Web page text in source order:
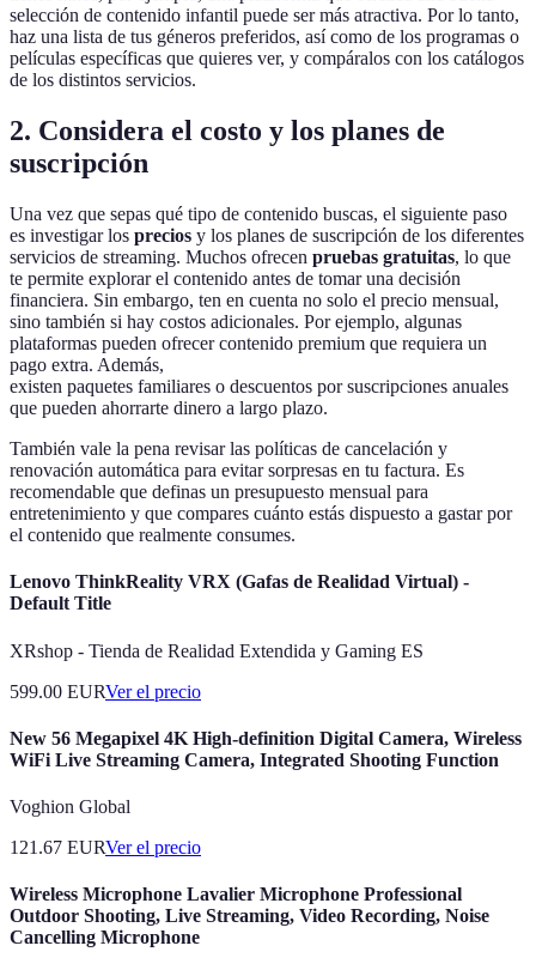
selección de contenido infantil puede ser más atractiva. Por lo tanto,
haz una lista de tus géneros preferidos, así como de los programas o
películas específicas que quieres ver, y compáralos con los catálogos
de los distintos servicios.
2. Considera el costo y los planes de
suscripción
Una vez que sepas qué tipo de contenido buscas, el siguiente paso
es investigar los precios y los planes de suscripción de los diferentes
servicios de streaming. Muchos ofrecen pruebas gratuitas, lo que
te permite explorar el contenido antes de tomar una decisión
financiera. Sin embargo, ten en cuenta no solo el precio mensual,
sino también si hay costos adicionales. Por ejemplo, algunas
plataformas pueden ofrecer contenido premium que requiera un
pago extra. Además,
existen paquetes familiares o descuentos por suscripciones anuales
que pueden ahorrarte dinero a largo plazo.
También vale la pena revisar las políticas de cancelación y
renovación automática para evitar sorpresas en tu factura. Es
recomendable que definas un presupuesto mensual para
entretenimiento y que compares cuánto estás dispuesto a gastar por
el contenido que realmente consumes.
Lenovo ThinkReality VRX (Gafas de Realidad Virtual) -
Default Title
XRshop - Tienda de Realidad Extendida y Gaming ES
599.00 EURVer el precio
New 56 Megapixel 4K High-definition Digital Camera, Wireless
WiFi Live Streaming Camera, Integrated Shooting Function
Voghion Global
121.67 EURVer el precio
Wireless Microphone Lavalier Microphone Professional
Outdoor Shooting, Live Streaming, Video Recording, Noise
Cancelling Microphone